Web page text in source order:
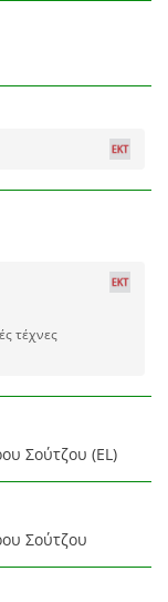
τέχνες
Σούτζου (EL)
Σούτζου